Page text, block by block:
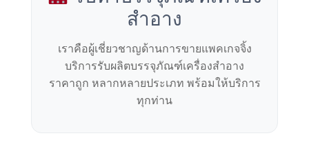
สำอาง
เราคือผู้เชี่ยวชาญด้านการขายแพคเกจจิ้ง
บริการรับผลิตบรรจุภัณฑ์เครื่องสำอาง
ราคาถูก หลากหลายประเภท พร้อมให้บริการ
ทุกท่าน